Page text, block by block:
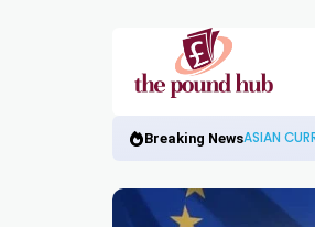
Breaking NewsASIAN